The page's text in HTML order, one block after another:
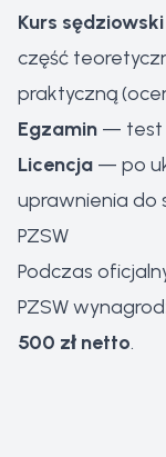
Kurs sędziowski
część
praktyczną
Egzamin — test
Licencja — po
uprawnienia do
PZSW
Podczas
PZSW
500 zł netto.